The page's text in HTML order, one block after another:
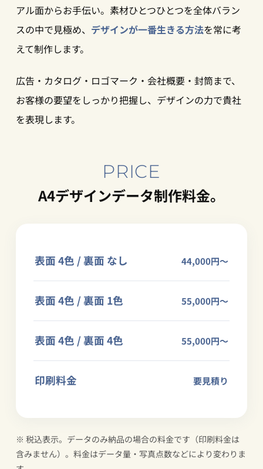
アル面からお手伝い。素材ひとつひとつを全体バラン
スの中で見極め、 デザインが一番生きる方法を常に考
えて制作します。
広告・カタログ・ロゴマーク・会社概要・封筒まで、
お客様の要望をしっかり把握し、デザインの力で貴社
を表現します。
PRICE
A4デザインデータ制作料金。
表面 4色 / 裏面 なし 44,000円〜
表面 4色 / 裏面 1色 55,000円〜
表面 4色 / 裏面 4色 55,000円〜
印刷料金 要見積り
※ 税込表示。データのみ納品の場合の料金です（印刷料金は
含みません）。料金はデータ量・写真点数などにより変わりま